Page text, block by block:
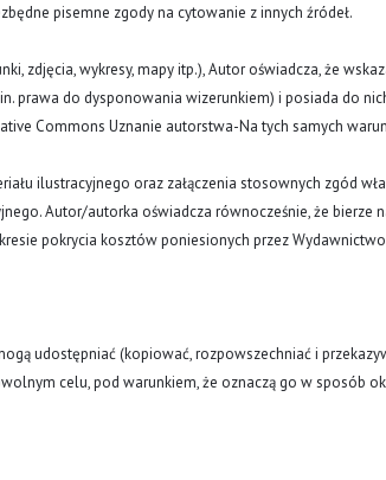
pisemne zgody na cytowanie z innych źródeł.
zdjęcia, wykresy, mapy itp.), Autor oświadcza, że
prawa do dysponowania wizerunkiem) i posiada do
Commons Uznanie autorstwa-Na tych samych
ilustracyjnego oraz załączenia stosownych zgód
Autor/autorka oświadcza równocześnie, że bierze
pokrycia kosztów poniesionych przez
udostępniać (kopiować, rozpowszechniać i
celu, pod warunkiem, że oznaczą go w sposób